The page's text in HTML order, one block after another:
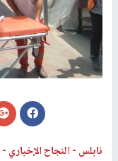
نابلس -النجاح الإخباري -